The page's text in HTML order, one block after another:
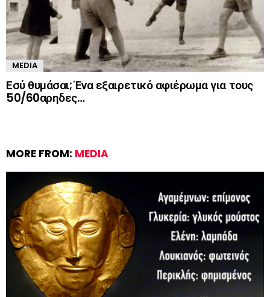
MEDIA
Εσύ θυμάσαι; Ένα εξαιρετικό αφιέρωμα για τους
50/60αρηδες…
MORE FROM: MEDIA